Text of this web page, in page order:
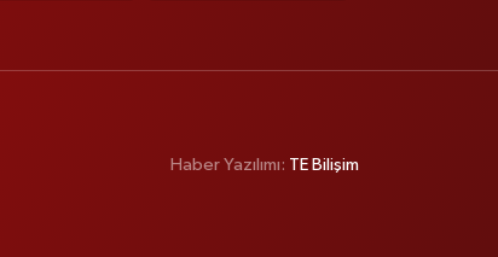
Haber Yazılımı: TE Bilişim